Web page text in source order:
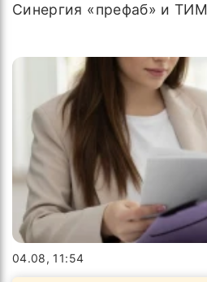
Синергия «префаб» и ТИМ
04.08, 11:54